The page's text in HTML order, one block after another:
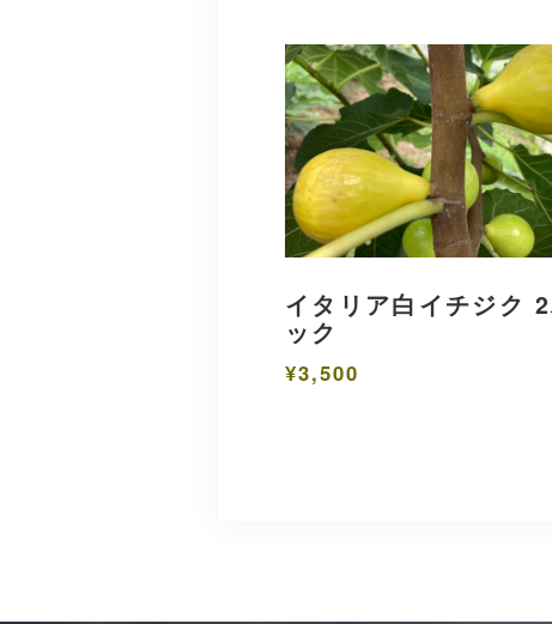
イタリア白イチジク
ック
¥3,500